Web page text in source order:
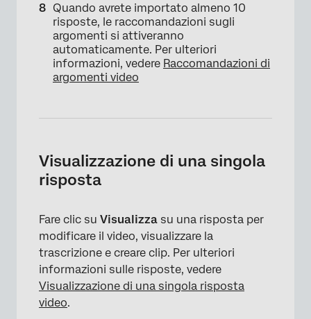
Quando avrete importato almeno 10
risposte, le raccomandazioni sugli
argomenti si attiveranno
automaticamente. Per ulteriori
informazioni, vedere Raccomandazioni di
argomenti video
Visualizzazione di una singola
risposta
Fare clic su Visualizza su una risposta per
modificare il video, visualizzare la
trascrizione e creare clip. Per ulteriori
informazioni sulle risposte, vedere
Visualizzazione di una singola risposta
video.